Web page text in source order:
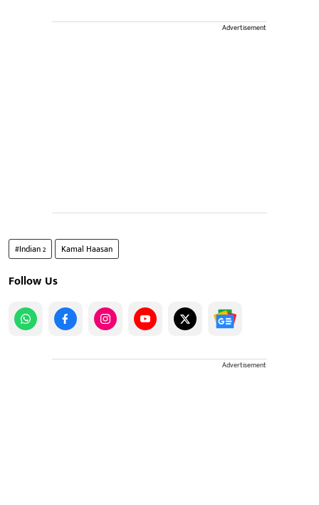
Advertisement
#Indian 2 Kamal Haasan
Follow Us
Advertisement